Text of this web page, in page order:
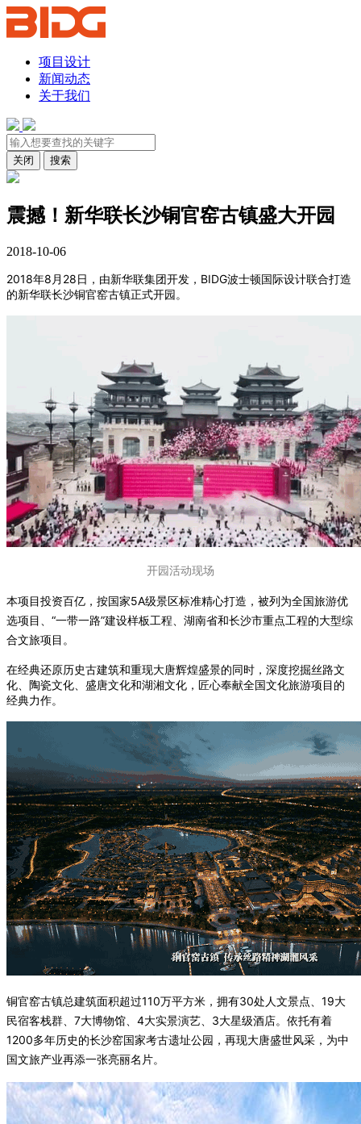
项目设计
新闻动态
关于我们
关闭 搜索
震撼！新华联长沙铜官窑古镇盛大开园
2018-10-06
2018年8月28日，由新华联集团开发，BIDG波士顿国际设计联合打造
的新华联长沙铜官窑古镇正式开园。
开园活动现场
本项目投资百亿，按国家5A级景区标准精心打造，被列为全国旅游优
选项目、“一带一路”建设样板工程、湖南省和长沙市重点工程的大型综
合文旅项目。
在经典还原历史古建筑和重现大唐辉煌盛景的同时，深度挖掘丝路文
化、陶瓷文化、盛唐文化和湖湘文化，匠心奉献全国文化旅游项目的
经典力作。
铜官窑古镇总建筑面积超过110万平方米，拥有30处人文景点、19大
民宿客栈群、7大博物馆、4大实景演艺、3大星级酒店。依托有着
1200多年历史的长沙窑国家考古遗址公园，再现大唐盛世风采，为中
国文旅产业再添一张亮丽名片。